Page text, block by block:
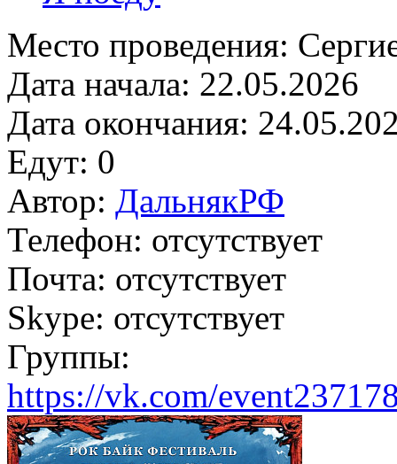
Место проведения:
Дата начала: 22.05.2026
Дата окончания:
Едут: 0
Автор: ДальнякРФ
Телефон: отсутствует
Почта: отсутствует
Skype: отсутствует
Группы:
https://vk.com/